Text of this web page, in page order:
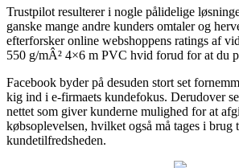
Trustpilot resulterer i nogle pålidelige
ganske mange andre kunders omtaler og
efterforsker online webshoppens ratings af
550 g/mÂ² 4×6 m PVC hvid forud for at du
Facebook byder på desuden stort set
kig ind i e-firmaets kundefokus. Derudover
nettet som giver kunderne mulighed for at
købsoplevelsen, hvilket også må tages i brug
kundetilfredsheden.